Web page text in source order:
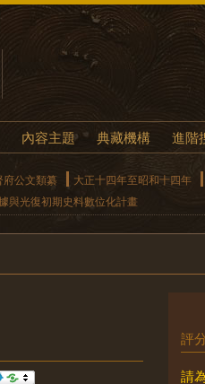
內容主題 典藏機構 進階
府公文類纂 大正十四年至昭和十四年
與光復初期史料數位化計畫
評
請